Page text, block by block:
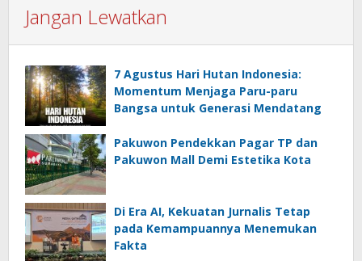
Jangan Lewatkan
7 Agustus Hari Hutan Indonesia:
Momentum Menjaga Paru-paru
Bangsa untuk Generasi Mendatang
Pakuwon Pendekkan Pagar TP dan
Pakuwon Mall Demi Estetika Kota
Di Era AI, Kekuatan Jurnalis Tetap
pada Kemampuannya Menemukan
Fakta